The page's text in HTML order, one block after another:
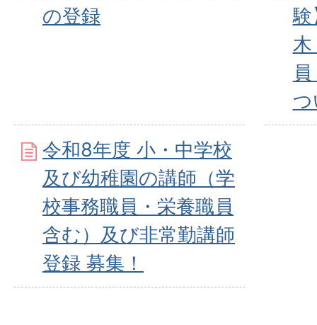
の登録
験
木
令和8年度 小・中学校
及び幼稚園の講師（学
校事務職員・栄養職員
含む）及び非常勤講師
登録 募集！